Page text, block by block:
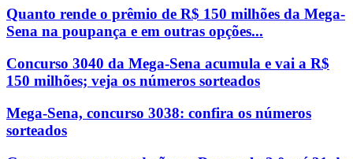
Quanto rende o prêmio de R$ 150 milhões da Mega-
Sena na poupança e em outras opções...
Concurso 3040 da Mega-Sena acumula e vai a R$
150 milhões; veja os números sorteados
Mega-Sena, concurso 3038: confira os números
sorteados